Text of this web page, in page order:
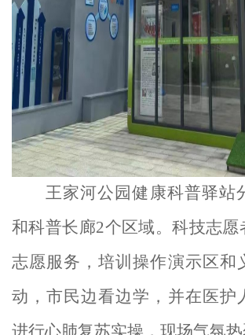
王家河公园健康科普驿站
和科普长廊2个区域。科技志愿
志愿服务，培训操作演示区和
动，市民边看边学，并在医护